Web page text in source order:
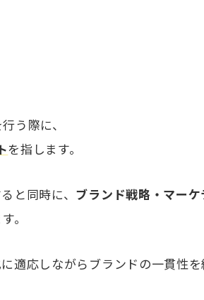
う際に、
を指します。
と同時に、 ブランド戦略・マー
。
適応しながらブランドの一貫性